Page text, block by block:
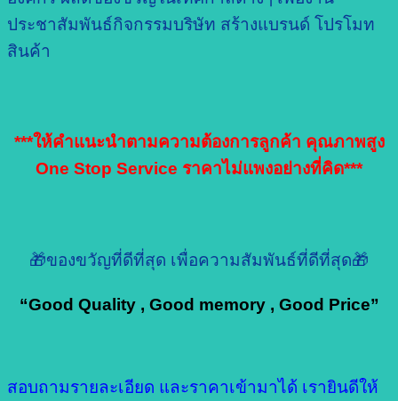
ประชาสัมพันธ์กิจกรรมบริษัท สร้างแบรนด์ โปรโมท
สินค้า
***ให้คำแนะนำตามความต้องการลูกค้า คุณภาพสูง
One Stop Service ราคาไม่แพงอย่างที่คิด***
🎁ของขวัญที่ดีที่สุด เพื่อความสัมพันธ์ที่ดีที่สุด🎁
“Good Quality , Good memory , Good Price”
สอบถามรายละเอียด และราคาเข้ามาได้ เรายินดีให้